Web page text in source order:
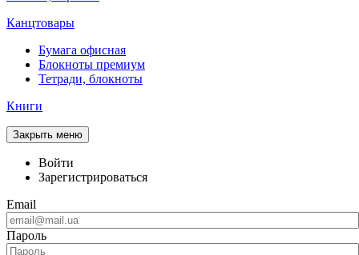
Канцтовары
Бумага офисная
Блокноты премиум
Тетради, блокноты
Книги
Закрыть меню
Войти
Зарегистрироваться
Email
Пароль